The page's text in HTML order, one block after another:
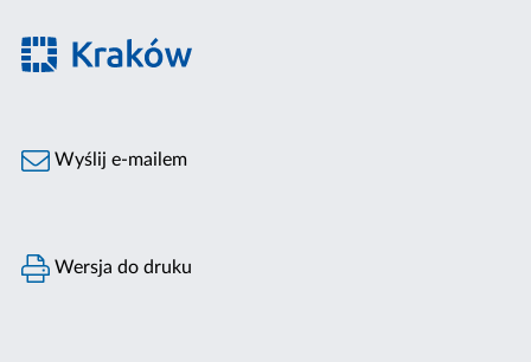
Wyślij e-mailem
Wersja do druku